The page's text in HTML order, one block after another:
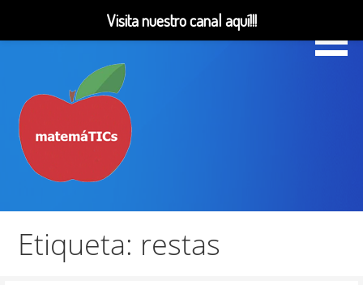
contenido
MatemáTICs
Etiqueta: restas
Visita nuestro canal aquí!!!